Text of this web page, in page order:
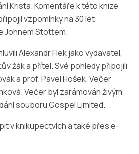
Krista. Komentáře k této knize
vzpomínky na 30 let
Johnem Stottem.
Alexandr Flek jako vydavatel,
žák a přítel. Své pohledy připojili
a prof. Pavel Hošek. Večer
Večer byl zarámován živým
souboru Gospel Limited.
v knikupectvích a také přes e-